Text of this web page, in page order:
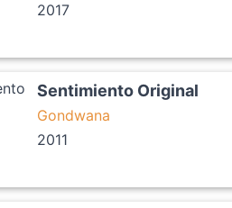
2017
Sentimiento Original
Gondwana
2011